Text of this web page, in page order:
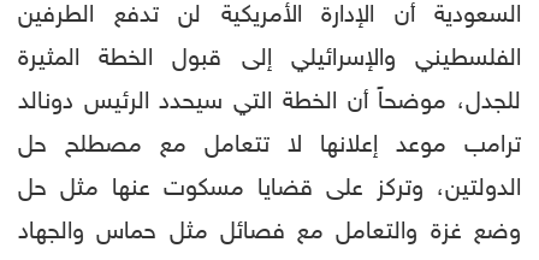
السعودية أن الإدارة الأمريكية لن تدفع الطرفين
الفلسطيني والإسرائيلي إلى قبول الخطة المثيرة
للجدل، موضحاً أن الخطة التي سيحدد الرئيس دونالد
ترامب موعد إعلانها لا تتعامل مع مصطلح حل
الدولتين، وتركز على قضايا مسكوت عنها مثل حل
وضع غزة والتعامل مع فصائل مثل حماس والجهاد